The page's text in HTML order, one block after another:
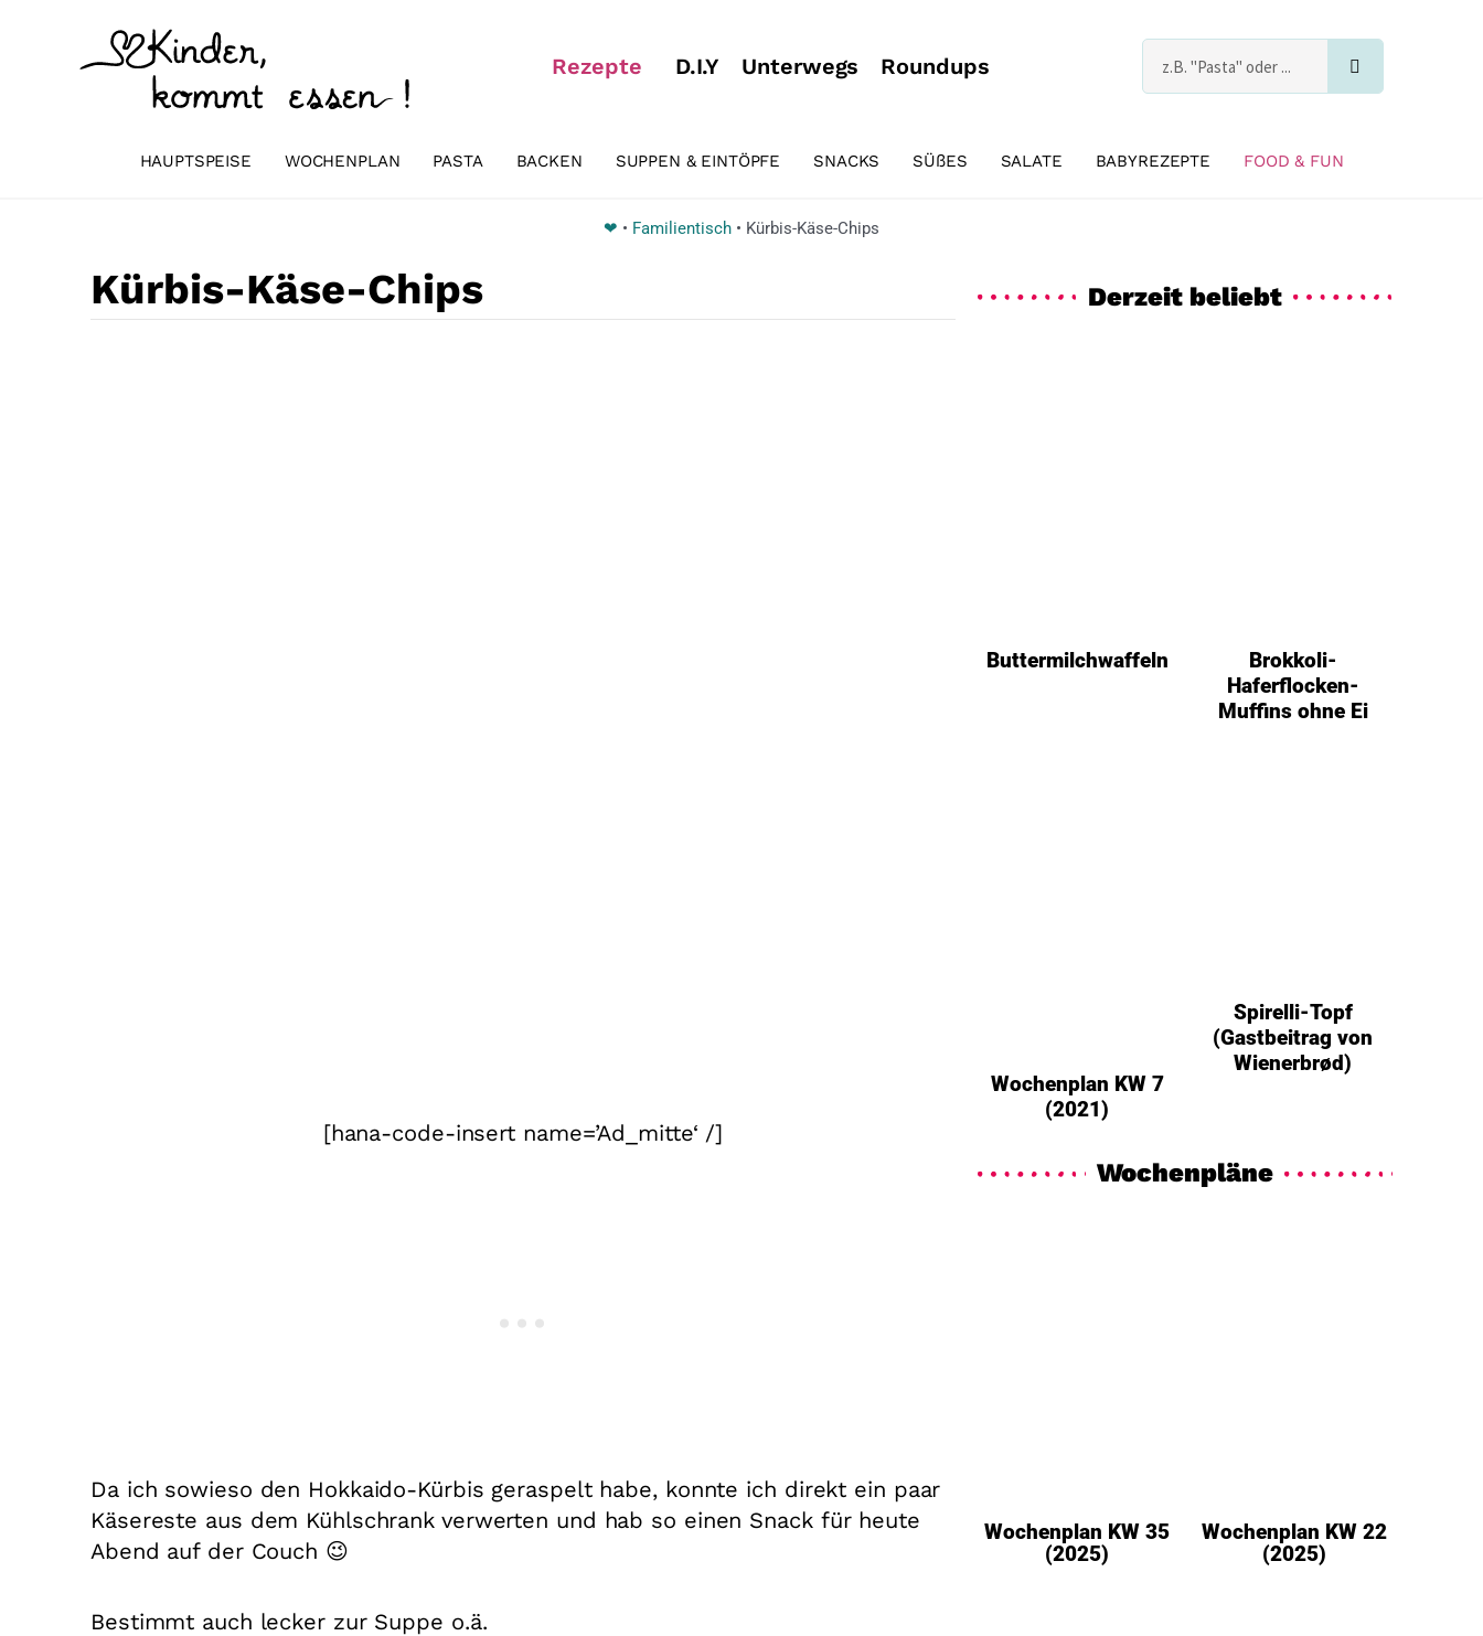
Rezepte D.I.Y Unterwegs Roundups Suche
HAUPTSPEISE WOCHENPLAN PASTA BACKEN SUPPEN & EINTÖPFE SNACKS SÜßES SALATE BABYREZEPTE FOOD & FUN
❤ • Familientisch • Kürbis-Käse-Chips
Kürbis-Käse-Chips
[hana-code-insert name=’Ad_mitte‘ /]
Da ich sowieso den Hokkaido-Kürbis geraspelt habe, konnte ich direkt ein paar
Käsereste aus dem Kühlschrank verwerten und hab so einen Snack für heute
Abend auf der Couch 😉
Bestimmt auch lecker zur Suppe o.ä.
Derzeit beliebt
Buttermilchwaffeln
Brokkoli-
Haferflocken-
Muffins ohne Ei
Wochenplan KW 7
(2021)
Spirelli-Topf
(Gastbeitrag von
Wienerbrød)
Wochenpläne
Wochenplan KW 35
(2025)
Wochenplan KW 22
(2025)